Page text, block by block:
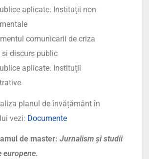
aplicate. Instituții non-
comunicarii de criza
si discurs public
aplicate. Instituții
planul de învățământ în
vezi: Documente
de master: Jurnalism și studii
europene.